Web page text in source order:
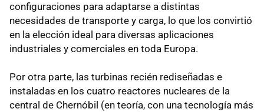
configuraciones para adaptarse a distintas
necesidades de transporte y carga, lo que los convirtió
en la elección ideal para diversas aplicaciones
industriales y comerciales en toda Europa.
Por otra parte, las turbinas recién rediseñadas e
instaladas en los cuatro reactores nucleares de la
central de Chernóbil (en teoría, con una tecnología más